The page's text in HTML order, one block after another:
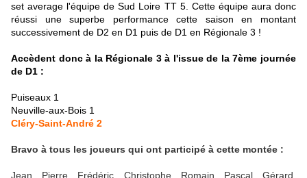
set average l'équipe de Sud Loire TT 5. Cette équipe aura donc
réussi une superbe performance cette saison en montant
successivement de D2 en D1 puis de D1 en Régionale 3 !
Accèdent donc à la Régionale 3 à l'issue de la 7ème journée
de D1 :
Puiseaux 1
Neuville-aux-Bois 1
Cléry-Saint-André 2
Bravo à tous les joueurs qui ont participé à cette montée :
Jean, Pierre, Frédéric, Christophe, Romain, Pascal, Gérard,